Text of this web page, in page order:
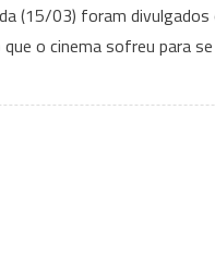
(15/03) foram divulgados
o cinema sofreu para